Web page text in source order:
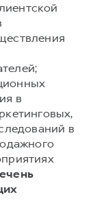
в
в